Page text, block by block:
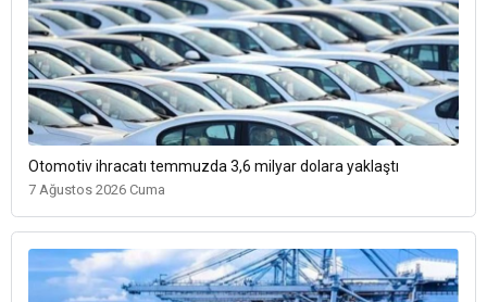
Otomotiv ihracatı temmuzda 3,6 milyar dolara yaklaştı
7 Ağustos 2026 Cuma